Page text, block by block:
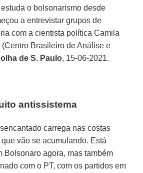
o bolsonarismo desde
a entrevistar grupos de
com a cientista política Camila
Brasileiro de Análise e
de S. Paulo, 15-06-2021.
antissistema
carrega nas costas
vão se acumulando. Está
Bolsonaro agora, mas também
com o PT, com os partidos em